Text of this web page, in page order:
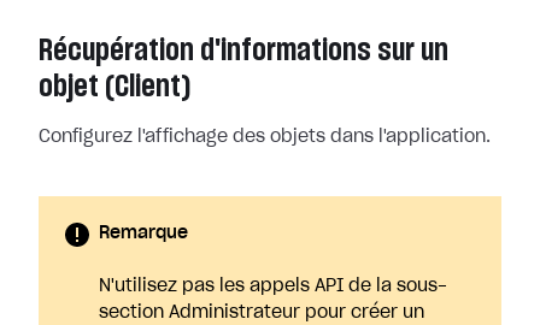
Récupération d'informations sur un
objet (Client)
Configurez l'affichage des objets dans l'application.
Remarque
N'utilisez pas les appels API de la sous-
section Administrateur pour créer un